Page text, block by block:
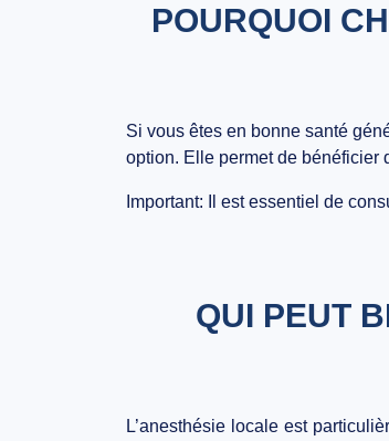
POURQUOI
Si vous êtes en bonne santé
option. Elle permet de bénéficier
Important: Il est essentiel de
QUI PEUT
L’anesthésie locale est